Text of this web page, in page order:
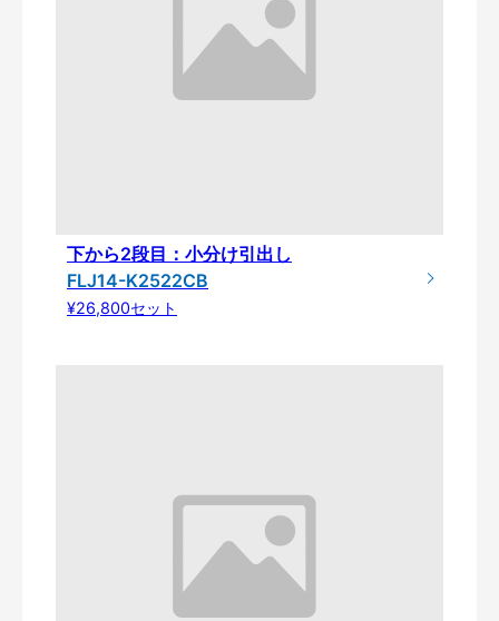
下から2段目：小分け引出し
FLJ14-K2522CB
¥26,800セット